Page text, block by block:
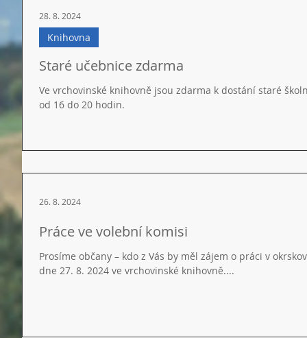
Staré učebnice zdarma
Ve vrchovinské knihovně jsou zdarma k dostání staré
od 16 do 20 hodin.
Knihovna
28. 8. 2024
Práce ve volební komisi
Prosíme občany – kdo z Vás by měl zájem o práci v
dne 27. 8. 2024 ve vrchovinské knihovně....
26. 8. 2024